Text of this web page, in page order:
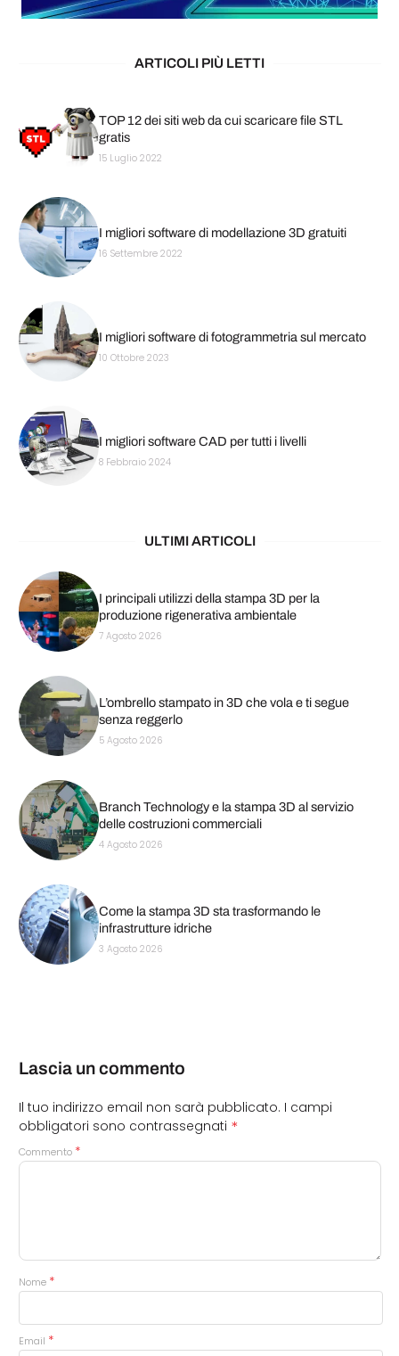
ARTICOLI PIÙ LETTI
TOP 12 dei siti web da cui scaricare file STL
gratis
15 Luglio 2022
I migliori software di modellazione 3D gratuiti
16 Settembre 2022
I migliori software di fotogrammetria sul mercato
10 Ottobre 2023
I migliori software CAD per tutti i livelli
8 Febbraio 2024
ULTIMI ARTICOLI
I principali utilizzi della stampa 3D per la
produzione rigenerativa ambientale
7 Agosto 2026
L’ombrello stampato in 3D che vola e ti segue
senza reggerlo
5 Agosto 2026
Branch Technology e la stampa 3D al servizio
delle costruzioni commerciali
4 Agosto 2026
Come la stampa 3D sta trasformando le
infrastrutture idriche
3 Agosto 2026
Lascia un commento
Il tuo indirizzo email non sarà pubblicato. I campi
obbligatori sono contrassegnati *
Commento *
Nome *
Email *